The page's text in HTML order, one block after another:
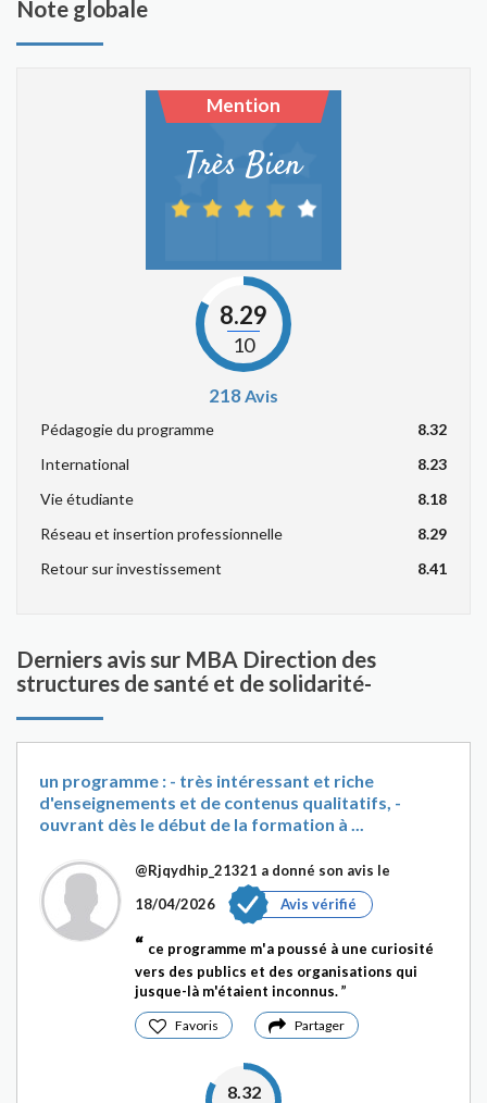
Note globale
Mention
Très Bien
8.29
10
218Avis
Pédagogie du programme
8.32
International
8.23
Vie étudiante
8.18
Réseau et insertion professionnelle
8.29
Retour sur investissement
8.41
Derniers avis sur MBA Direction des
structures de santé et de solidarité-
un programme : - très intéressant et riche
d'enseignements et de contenus qualitatifs, -
ouvrant dès le début de la formation à ...
@Rjqydhip_21321 a donné son avis le
18/04/2026
Avis vérifié
ce programme m'a poussé à une curiosité
vers des publics et des organisations qui
jusque-là m'étaient inconnus.
Favoris Partager
8.32